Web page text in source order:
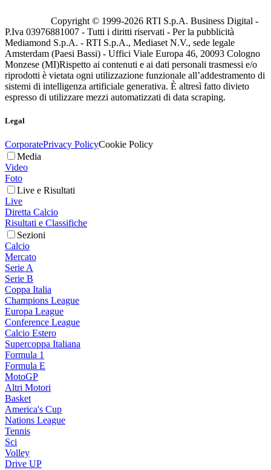
Copyright © 1999-2026 RTI S.p.A. Business Digital -
P.Iva 03976881007 - Tutti i diritti riservati - Per la pubblicità
Mediamond S.p.A. - RTI S.p.A., Mediaset N.V., sede legale
Amsterdam (Paesi Bassi) - Uffici Viale Europa 46, 20093 Cologno
Monzese (MI)Rispetto ai contenuti e ai dati personali trasmessi e/o
riprodotti è vietata ogni utilizzazione funzionale all’addestramento di
sistemi di intelligenza artificiale generativa. È altresì fatto divieto
espresso di utilizzare mezzi automatizzati di data scraping.
Legal
CorporatePrivacy PolicyCookie Policy
Media
Video
Foto
Live e Risultati
Live
Diretta Calcio
Risultati e Classifiche
Sezioni
Calcio
Mercato
Serie A
Serie B
Coppa Italia
Champions League
Europa League
Conference League
Calcio Estero
Supercoppa Italiana
Formula 1
Formula E
MotoGP
Altri Motori
Basket
America's Cup
Nations League
Tennis
Sci
Volley
Drive UP